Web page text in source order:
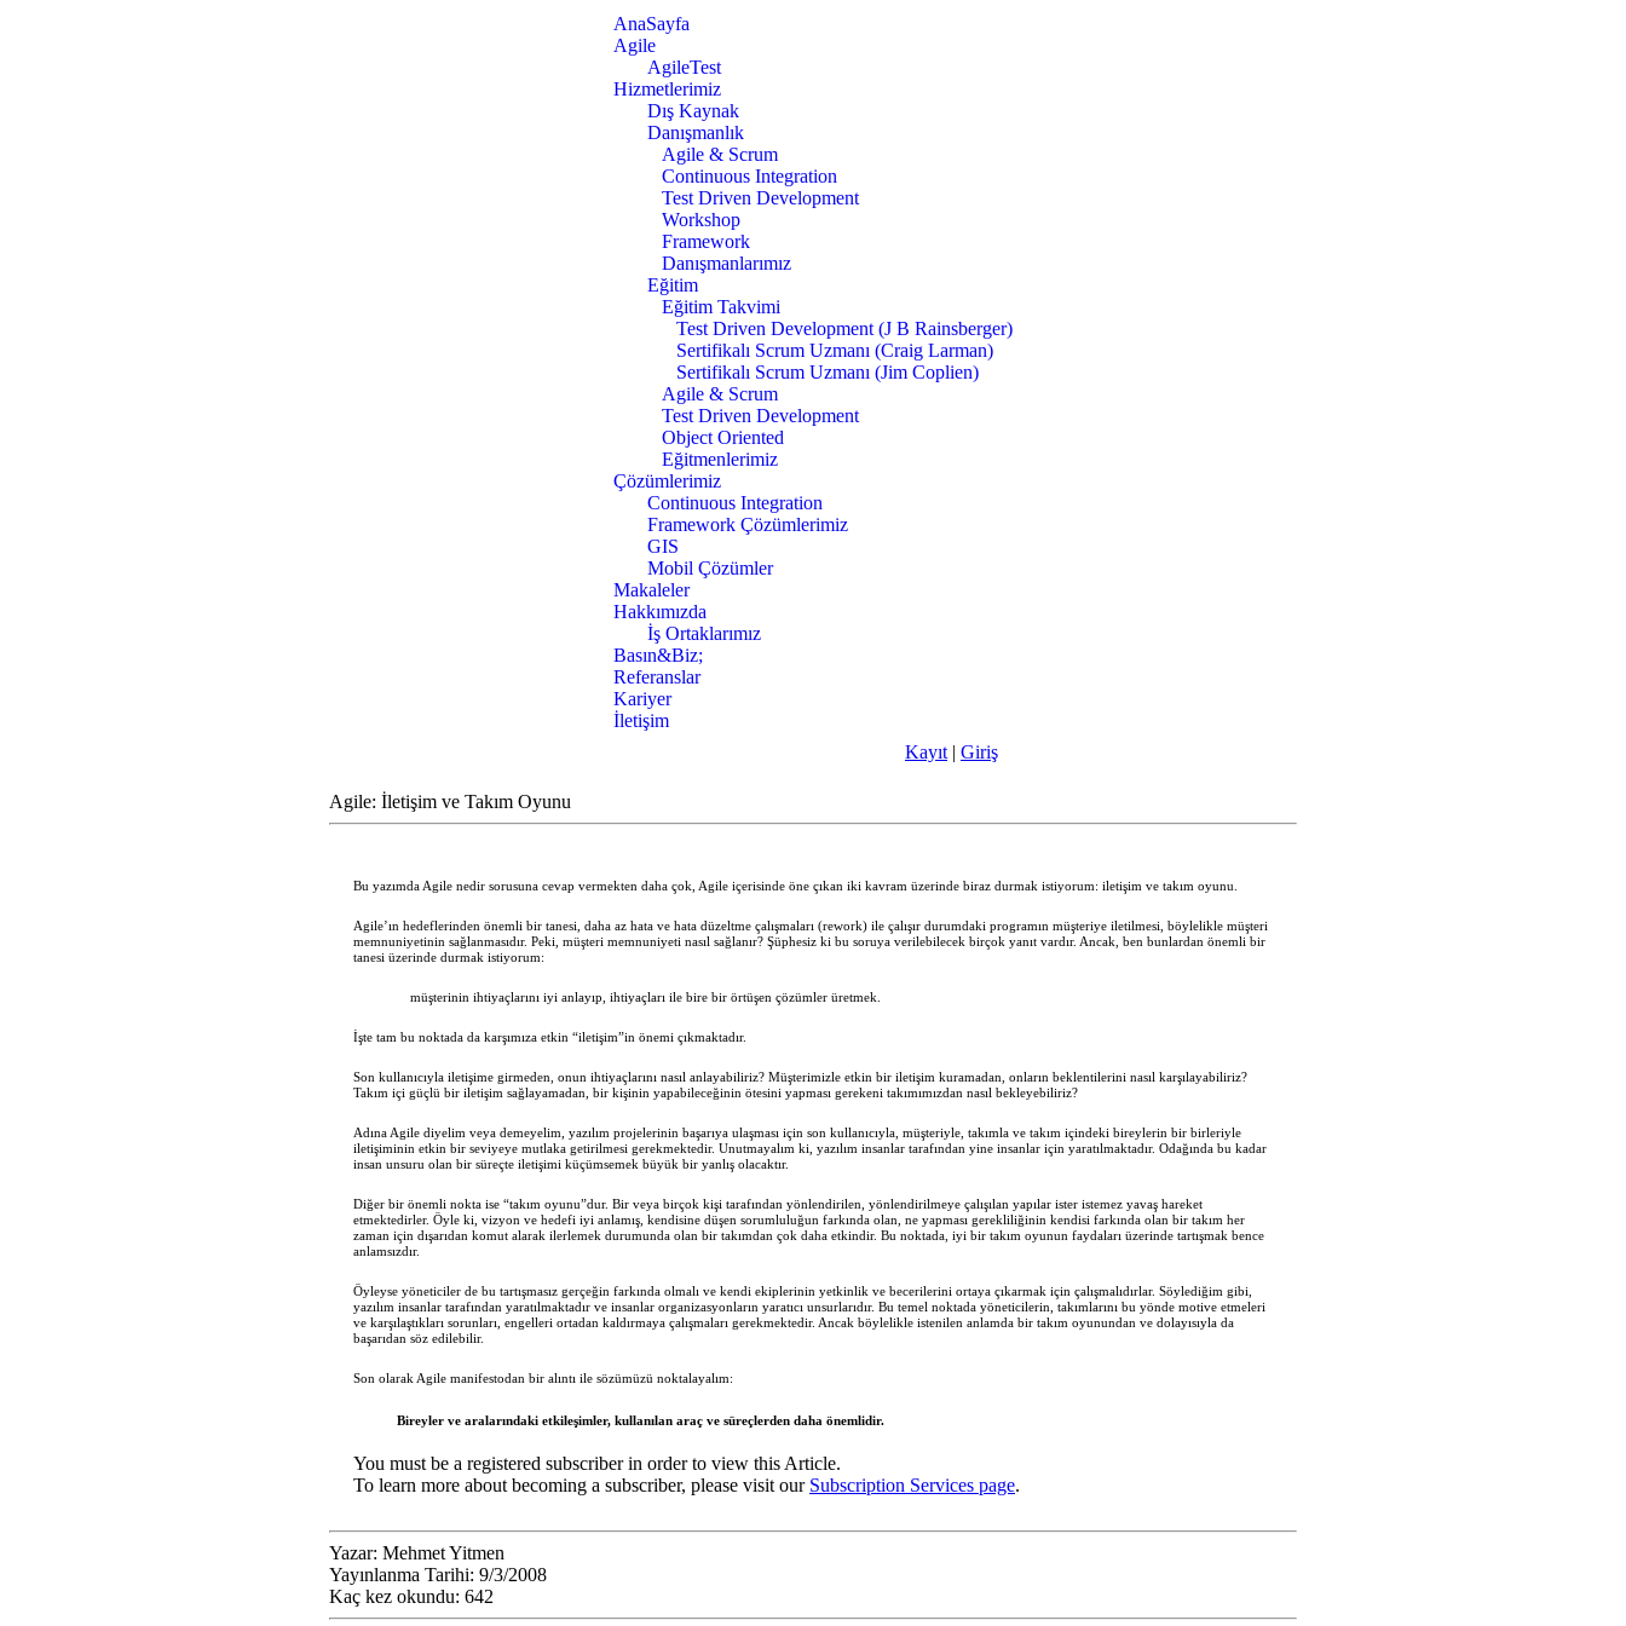
AnaSayfa
Agile
AgileTest
Hizmetlerimiz
Dış Kaynak
Danışmanlık
Agile & Scrum
Continuous Integration
Test Driven Development
Workshop
Framework
Danışmanlarımız
Eğitim
Eğitim Takvimi
Test Driven Development (J B Rainsberger)
Sertifikalı Scrum Uzmanı (Craig Larman)
Sertifikalı Scrum Uzmanı (Jim Coplien)
Agile & Scrum
Test Driven Development
Object Oriented
Eğitmenlerimiz
Çözümlerimiz
Continuous Integration
Framework Çözümlerimiz
GIS
Mobil Çözümler
Makaleler
Hakkımızda
İş Ortaklarımız
Basın&Biz;
Referanslar
Kariyer
İletişim
Kayıt | Giriş
Agile: İletişim ve Takım Oyunu
Bu yazımda Agile nedir sorusuna cevap vermekten daha çok, Agile içerisinde öne çıkan iki kavram üzerinde biraz durmak istiyorum: iletişim ve takım oyunu.
Agile’ın hedeflerinden önemli bir tanesi, daha az hata ve hata düzeltme çalışmaları (rework) ile çalışır durumdaki programın müşteriye iletilmesi, böylelikle müşteri
memnuniyetinin sağlanmasıdır. Peki, müşteri memnuniyeti nasıl sağlanır? Şüphesiz ki bu soruya verilebilecek birçok yanıt vardır. Ancak, ben bunlardan önemli bir
tanesi üzerinde durmak istiyorum:
müşterinin ihtiyaçlarını iyi anlayıp, ihtiyaçları ile bire bir örtüşen çözümler üretmek.
İşte tam bu noktada da karşımıza etkin “iletişim”in önemi çıkmaktadır.
Son kullanıcıyla iletişime girmeden, onun ihtiyaçlarını nasıl anlayabiliriz? Müşterimizle etkin bir iletişim kuramadan, onların beklentilerini nasıl karşılayabiliriz?
Takım içi güçlü bir iletişim sağlayamadan, bir kişinin yapabileceğinin ötesini yapması gerekeni takımımızdan nasıl bekleyebiliriz?
Adına Agile diyelim veya demeyelim, yazılım projelerinin başarıya ulaşması için son kullanıcıyla, müşteriyle, takımla ve takım içindeki bireylerin bir birleriyle
iletişiminin etkin bir seviyeye mutlaka getirilmesi gerekmektedir. Unutmayalım ki, yazılım insanlar tarafından yine insanlar için yaratılmaktadır. Odağında bu kadar
insan unsuru olan bir süreçte iletişimi küçümsemek büyük bir yanlış olacaktır.
Diğer bir önemli nokta ise “takım oyunu”dur. Bir veya birçok kişi tarafından yönlendirilen, yönlendirilmeye çalışılan yapılar ister istemez yavaş hareket
etmektedirler. Öyle ki, vizyon ve hedefi iyi anlamış, kendisine düşen sorumluluğun farkında olan, ne yapması gerekliliğinin kendisi farkında olan bir takım her
zaman için dışarıdan komut alarak ilerlemek durumunda olan bir takımdan çok daha etkindir. Bu noktada, iyi bir takım oyunun faydaları üzerinde tartışmak bence
anlamsızdır.
Öyleyse yöneticiler de bu tartışmasız gerçeğin farkında olmalı ve kendi ekiplerinin yetkinlik ve becerilerini ortaya çıkarmak için çalışmalıdırlar. Söylediğim gibi,
yazılım insanlar tarafından yaratılmaktadır ve insanlar organizasyonların yaratıcı unsurlarıdır. Bu temel noktada yöneticilerin, takımlarını bu yönde motive etmeleri
ve karşılaştıkları sorunları, engelleri ortadan kaldırmaya çalışmaları gerekmektedir. Ancak böylelikle istenilen anlamda bir takım oyunundan ve dolayısıyla da
başarıdan söz edilebilir.
Son olarak Agile manifestodan bir alıntı ile sözümüzü noktalayalım:
Bireyler ve aralarındaki etkileşimler, kullanılan araç ve süreçlerden daha önemlidir.
You must be a registered subscriber in order to view this Article.
To learn more about becoming a subscriber, please visit our Subscription Services page.
Yazar: Mehmet Yitmen
Yayınlanma Tarihi: 9/3/2008
Kaç kez okundu: 642